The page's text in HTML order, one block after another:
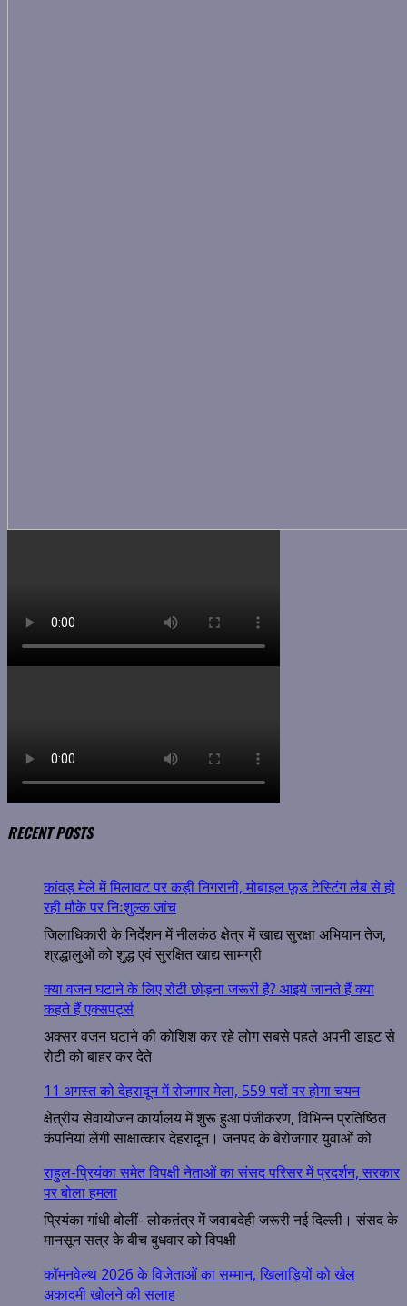
RECENT POSTS
कांवड़ मेले में मिलावट पर कड़ी निगरानी, मोबाइल फूड टेस्टिंग लैब से हो
रही मौके पर निःशुल्क जांच
जिलाधिकारी के निर्देशन में नीलकंठ क्षेत्र में खाद्य सुरक्षा अभियान तेज,
श्रद्धालुओं को शुद्ध एवं सुरक्षित खाद्य सामग्री
क्या वजन घटाने के लिए रोटी छोड़ना जरूरी है? आइये जानते हैं क्या
कहते हैं एक्सपर्ट्स
अक्सर वजन घटाने की कोशिश कर रहे लोग सबसे पहले अपनी डाइट से
रोटी को बाहर कर देते
11 अगस्त को देहरादून में रोजगार मेला, 559 पदों पर होगा चयन
क्षेत्रीय सेवायोजन कार्यालय में शुरू हुआ पंजीकरण, विभिन्न प्रतिष्ठित
कंपनियां लेंगी साक्षात्कार देहरादून। जनपद के बेरोजगार युवाओं को
राहुल-प्रियंका समेत विपक्षी नेताओं का संसद परिसर में प्रदर्शन, सरकार
पर बोला हमला
प्रियंका गांधी बोलीं- लोकतंत्र में जवाबदेही जरूरी नई दिल्ली। संसद के
मानसून सत्र के बीच बुधवार को विपक्षी
कॉमनवेल्थ 2026 के विजेताओं का सम्मान, खिलाड़ियों को खेल
अकादमी खोलने की सलाह